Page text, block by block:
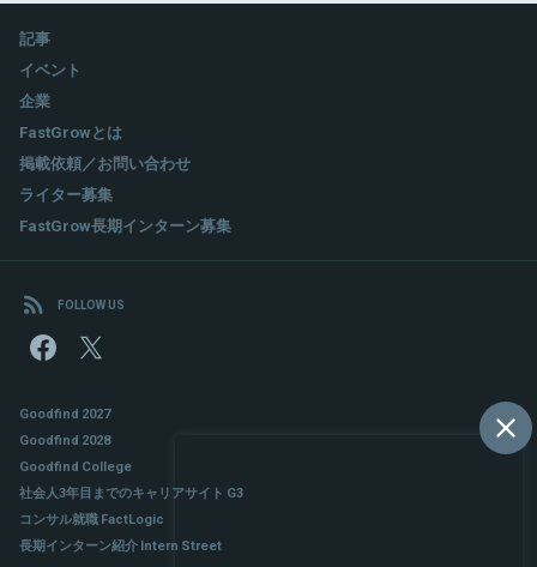
記事
イベント
企業
FastGrowとは
掲載依頼／お問い合わせ
ライター募集
FastGrow長期インターン募集
FOLLOW US
Goodfind 2027
Goodfind 2028
Goodfind College
社会人3年目までのキャリアサイト G3
コンサル就職 FactLogic
長期インターン紹介 Intern Street